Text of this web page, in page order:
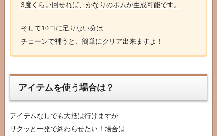
3度くらい回せれば、かなりのボムが生成可能です。
そして10コに足りない分は
チェーンで補うと、簡単にクリア出来ますよ！
アイテムを使う場合は？
アイテムなしでも大抵は行けますが
サクッと一発で終わらせたい！場合は